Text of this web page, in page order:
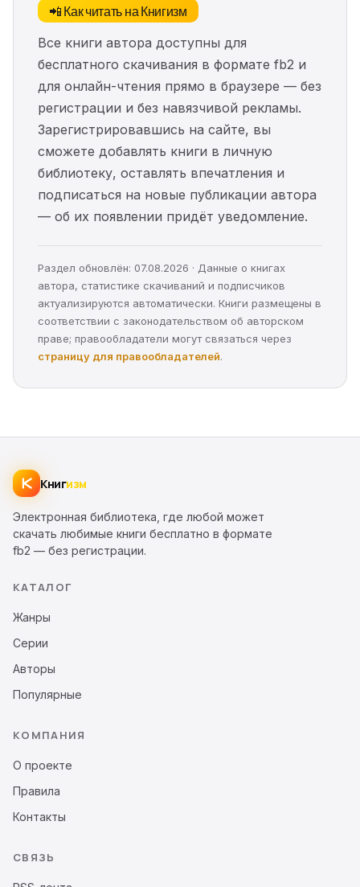
📲 Как читать на Книгизм
Все книги автора доступны для
бесплатного скачивания в формате fb2 и
для онлайн-чтения прямо в браузере — без
регистрации и без навязчивой рекламы.
Зарегистрировавшись на сайте, вы
сможете добавлять книги в личную
библиотеку, оставлять впечатления и
подписаться на новые публикации автора
— об их появлении придёт уведомление.
Раздел обновлён: 07.08.2026 · Данные о книгах
автора, статистике скачиваний и подписчиков
актуализируются автоматически. Книги размещены в
соответствии с законодательством об авторском
праве; правообладатели могут связаться через
страницу для правообладателей.
Книгизм
Электронная библиотека, где любой может
скачать любимые книги бесплатно в формате
fb2 — без регистрации.
КАТАЛОГ
Жанры
Серии
Авторы
Популярные
КОМПАНИЯ
О проекте
Правила
Контакты
СВЯЗЬ